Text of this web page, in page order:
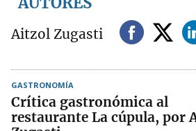
Aitzol Zugasti
GASTRONOMÍA
Crítica gastronómica al
restaurante La cúpula, por